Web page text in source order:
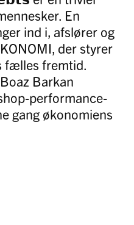
En
ind i, afslører og
der styrer
fælles fremtid.
Barkan
performance-
gang økonomiens